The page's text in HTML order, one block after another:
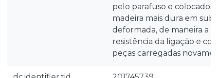
pelo parafuso e colocados
madeira mais dura em
deformada, de maneira a
resistência da ligação e
peças carregadas